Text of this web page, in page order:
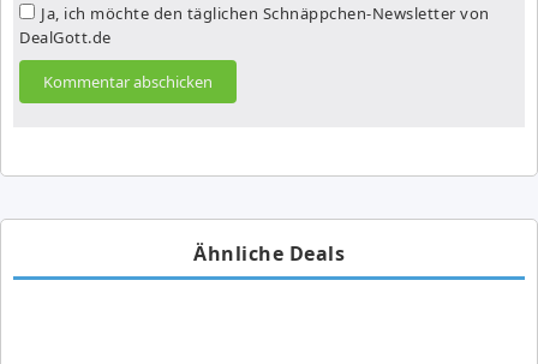
Ja, ich möchte den täglichen Schnäppchen-Newsletter von
DealGott.de
Ähnliche Deals